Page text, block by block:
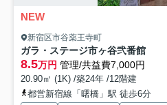
NEW
新宿区市谷薬王寺町
ガラ・ステージ市ヶ谷弐番館
8.5万円 管理/共益費7,000円
20.90㎡ (1K) /築24年 /12階建
都営新宿線「曙橋」駅 徒歩6分